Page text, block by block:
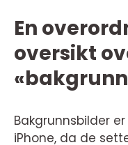
En
oversikt
Bakgrunnsbilder
iPhone, da de